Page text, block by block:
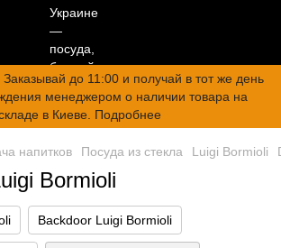
Заказывай до 11:00 и получай в тот же день
менеджером о наличии товара на
в Киеве. Подробнее
напитков Посуда из стекла Luigi Bormioli
Bormioli
Backdoor Luigi Bormioli